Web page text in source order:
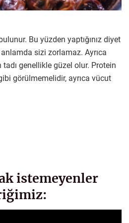
Bu yüzden yaptığınız diyet
sizi zorlamaz. Ayrıca
tadı genellikle güzel olur. Protein
görülmemelidir, ayrıca vücut
istemeyenler